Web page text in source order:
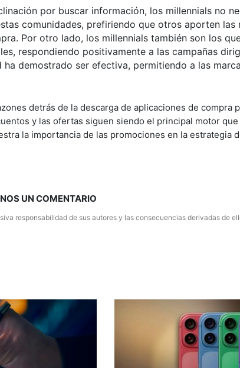
por buscar información, los millennials no
comunidades, prefiriendo que otros aporten
Por otro lado, los millennials también son los
respondiendo positivamente a las campañas
demostrado ser efectiva, permitiendo a las
detrás de la descarga de aplicaciones de compra
y las ofertas siguen siendo el principal motor
la importancia de las promociones en la estrategia
UN COMENTARIO
responsabilidad de sus autores y las consecuencias derivadas de